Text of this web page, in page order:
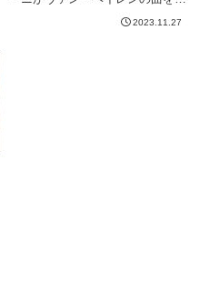
子。晴れた日。野外ステージ。ア
2023.11.27